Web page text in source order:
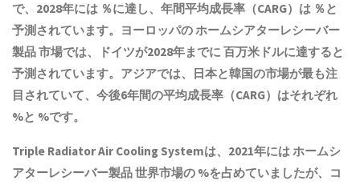
で、2028年には ％に達し、年間平均成長率（CARG）は ％と
予測されています。ヨーロッパのホームシアターレシーバー
製品市場では、ドイツが2028年までに 百万米ドルに達すると
予測されています。アジアでは、日本と韓国の市場が最も注
目されていて、今後6年間の平均成長率（CARG）はそれぞれ
%と %です。
Triple Radiator Air Cooling Systemは、2021年にはホームシ
アターレシーバー製品世界市場の %を占めていましたが、コ